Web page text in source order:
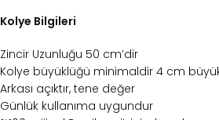
Kolye Bilgileri
Zincir Uzunluğu 50 cm’dir
Kolye büyüklüğü minimaldir 4 cm
Arkası açıktır, tene değer
Günlük kullanıma uygundur